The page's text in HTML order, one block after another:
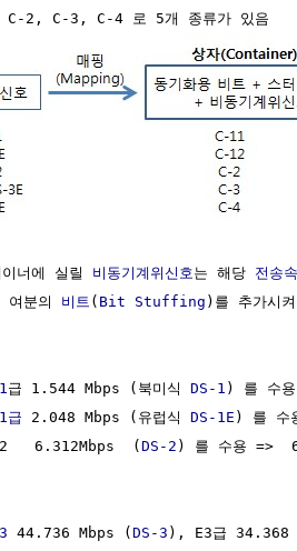
2, C-3, C-4 로 5개 종류가 있음
너에 실릴
비동기계위신호는 해당 전송
여분의
비트 ( Bit Stuffing )를 추가시
급 1.544 Mbps (북미식 DS-1 ) 를 수
급 2.048 Mbps (유럽식 DS-1E ) 를 수
6.312Mbps  (
DS-2 ) 를 수용 =>
44.736 Mbps (DS-3 ), E3급 34.368